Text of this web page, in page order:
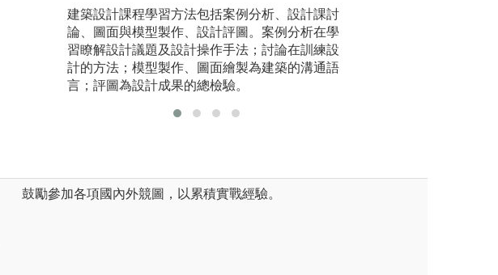
國際大師講座：銘傳建築每學期邀請國際大師到
校演講，如手塚貴晴、平田晃久、中村拓志、Ant
onie Predock、Elías Torres Tur、武仲義、Chris Bos
se LAVA、Minsuk Cho等，透過講座，增加同學
國際觀與競爭力。
建築設計課程學習方法包括案例分析、設計課討
論、圖面與模型製作、設計評圖。案例分析在學
習瞭解設計議題及設計操作手法；討論在訓練設
計的方法；模型製作、圖面繪製為建築的溝通語
言；評圖為設計成果的總檢驗。
鼓勵參加各項國內外競圖，以累積實戰經驗。